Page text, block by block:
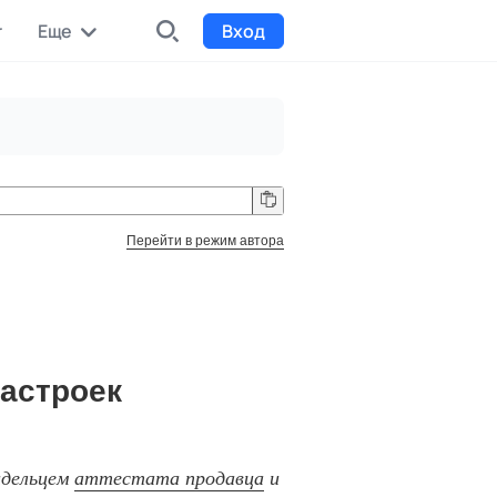
Еще Вход
Funding
Сбор средств на проекты
Перейти в режим автора
аттестата продавца и